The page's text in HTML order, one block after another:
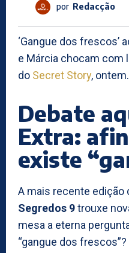
por Redacção
‘Gangue dos frescos’
e Márcia chocam com
do Secret Story, ontem.
Debate
Extra:
existe
A mais recente edição
Segredos 9trouxe
mesa a eterna
“gangue dos